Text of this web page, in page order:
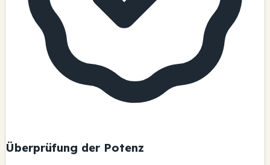
Überprüfung der Potenz